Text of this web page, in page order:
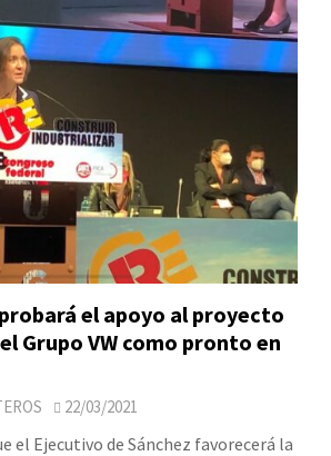
el apoyo al proyecto
Grupo VW como pronto en
22/03/2021
el Ejecutivo de Sánchez favorecerá la